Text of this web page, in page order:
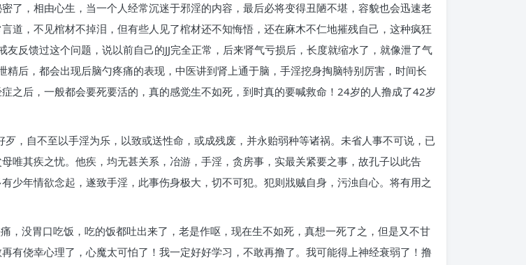
了，相由心生，当一个人经常沉迷于邪淫的内容，最后必将变得丑陋不堪，容貌也会迅速老
道，不见棺材不掉泪，但有些人见了棺材还不知悔悟，还在麻木不仁地摧残自己，这种疯狂
反馈过这个问题，说以前自己的JJ完全正常，后来肾气亏损后，长度就缩水了，就像泄了气
精后，都会出现后脑勺疼痛的表现，中医讲到肾上通于脑，手淫挖身掏脑特别厉害，时间长
之后，一般都会要死要活的，真的感觉生不如死，到时真的要喊救命！24岁的人撸成了42岁
，自不至以手淫为乐，以致或送性命，或成残废，并永贻弱种等诸祸。未省人事不可说，已
唯其疾之忧。他疾，均无甚关系，冶游，手淫，贪房事，实最关紧要之事，故孔子以此告
少年情欲念起，遂致手淫，此事伤身极大，切不可犯。犯则戕贼自身，污浊自心。将有用之
，没胃口吃饭，吃的饭都吐出来了，老是作呕，现在生不如死，真想一死了之，但是又不甘
有侥幸心理了，心魔太可怕了！我一定好好学习，不敢再撸了。我可能得上神经衰弱了！撸